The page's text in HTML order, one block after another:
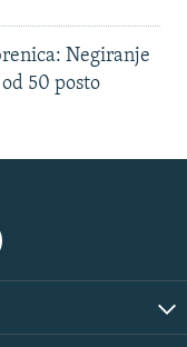
Negiranje
50 posto